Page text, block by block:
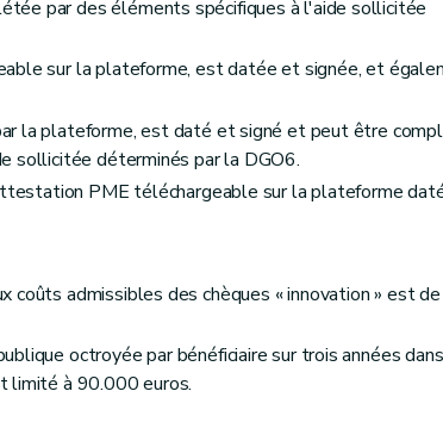
par des éléments spécifiques à l'aide sollicitée
sur la plateforme, est datée et signée, et
la plateforme, est daté et signé et peut être
sollicitée déterminés par la DGO6.
PME téléchargeable sur la plateforme
coûts admissibles des chèques « innovation » est de
octroyée par bénéficiaire sur trois années
limité à 90.000 euros.